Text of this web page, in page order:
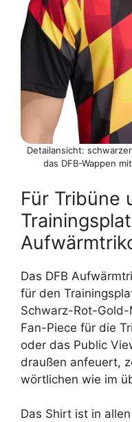
Detailansicht:
das DFB-Wappen
Für Tribüne
Das DFB
für den
Schwarz-Rot-
Fan-Piece für die
oder das Public
draußen anfeuert,
wörtlichen wie im
Das Shirt ist in